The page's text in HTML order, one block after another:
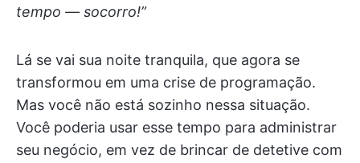
tempo — socorro!”
Lá se vai sua noite tranquila, que agora se
transformou em uma crise de programação.
Mas você não está sozinho nessa situação.
Você poderia usar esse tempo para administrar
seu negócio, em vez de brincar de detetive com